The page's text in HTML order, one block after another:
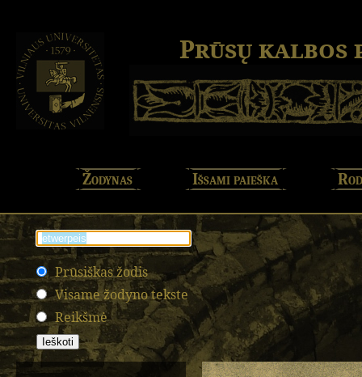
Prūsų kalbos
Žodynas Išsami paieška
Prūsiškas žodis
Visame žodyno tekste
Reikšmė